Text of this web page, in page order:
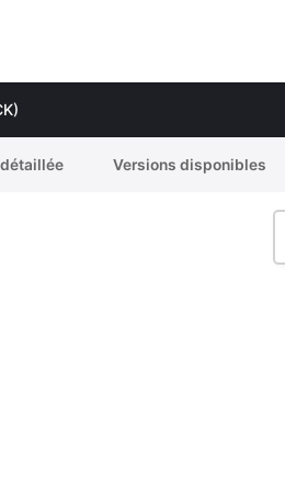
Versions disponibles